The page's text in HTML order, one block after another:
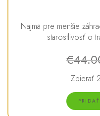
Najmä pre menšie
starostlivosť o
€
Zbierať